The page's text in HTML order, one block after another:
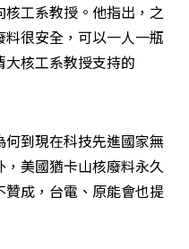
工系教授。他指出，之
很安全，可以一人一瓶
核工系教授支持的
到現在科技先進國家無
美國猶卡山核廢料永久
成，台電、原能會也提